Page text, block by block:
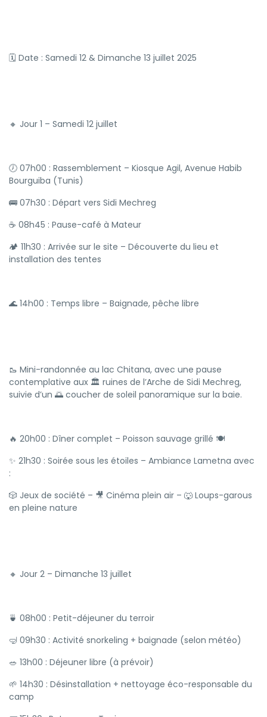
🗓 Date : Samedi 12 & Dimanche 13 juillet 2025
🔸 Jour 1 – Samedi 12 juillet
🕖 07h00 : Rassemblement – Kiosque Agil, Avenue Habib
Bourguiba (Tunis)
🚌 07h30 : Départ vers Sidi Mechreg
☕ 08h45 : Pause-café à Mateur
🏕️ 11h30 : Arrivée sur le site – Découverte du lieu et
installation des tentes
🌊 14h00 : Temps libre – Baignade, pêche libre
🥾 Mini-randonnée au lac Chitana, avec une pause
contemplative aux 🏛 ruines de l’Arche de Sidi Mechreg,
suivie d’un 🌅 coucher de soleil panoramique sur la baie.
🔥 20h00 : Dîner complet – Poisson sauvage grillé 🍽
✨ 21h30 : Soirée sous les étoiles – Ambiance Lametna avec
:
🎲 Jeux de société – 🎥 Cinéma plein air – 🐺 Loups-garous
en pleine nature
🔸 Jour 2 – Dimanche 13 juillet
🍵 08h00 : Petit-déjeuner du terroir
🤿 09h30 : Activité snorkeling + baignade (selon météo)
🥗 13h00 : Déjeuner libre (à prévoir)
🌱 14h30 : Désinstallation + nettoyage éco-responsable du
camp